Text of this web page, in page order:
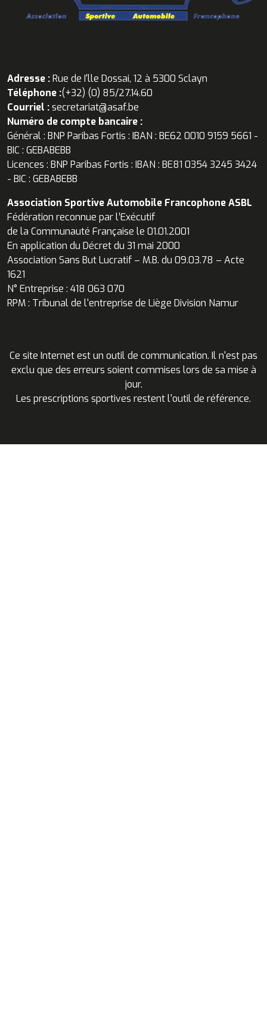
Adresse :Rue de I'lle Dossai, 12 à 5300 Sclayn
Téléphone :(+32) (0) 85/27.14.60
Courriel :secretariat@asaf.be
Numéro de compte bancaire :
Général : BNP Paribas Fortis : IBAN : BE62 0010 9159 5661 -
BIC : GEBABEBB
Licences : BNP Paribas Fortis : IBAN : BE81 0354 3245 3424
- BIC : GEBABEBB
Association Sportive Automobile Francophone ASBL
Fédération reconnue par l’Exécutif
de la Communauté Française le 01.01.2001
En application du Décret du 31 mai 2000
Association Sans But Lucratif – M.B. du 09.03.78 – Acte
1621
N° Entreprise : 418 063 070
RPM : Tribunal de l'entreprise de Liège Division Namur
Ce site Internet est un outil de communication. Il n'est pas
exclu que des erreurs soient commises lors de sa mise à
jour.
Les prescriptions sportives restent l'outil de référence.